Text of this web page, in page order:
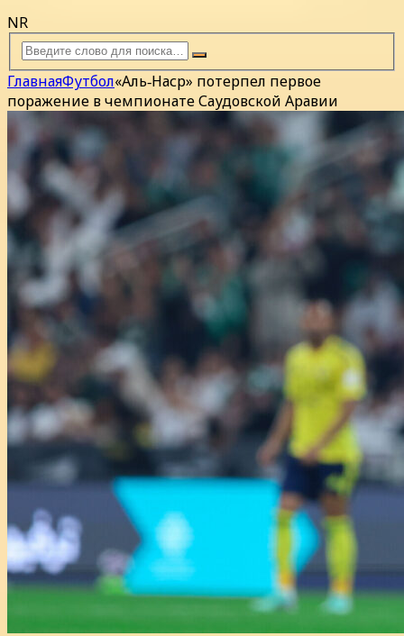
NR
ГлавнаяФутбол«Аль‑Наср» потерпел первое
поражение в чемпионате Саудовской Аравии